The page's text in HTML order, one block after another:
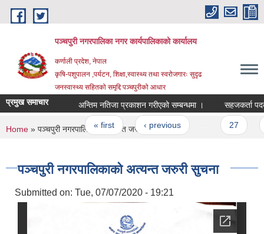
Skip to main content
पञ्चपुरी नगरपालिका नगर कार्यपालिकाको कार्यालय
कर्णाली प्रदेश, नेपाल
कृषि-पशुपालन ,पर्यटन, शिक्षा,स्वास्थ्य तथा स्वरोजगारः सुदृढ
जनस्वास्थ्य सहितको समृद्दि पञ्चपुरीको आधार
प्रमुख समाचार अन्तिम नतिजा प्रकाशन गरीएको सम्बन्धमा । सहजकर्ता पदको
Pages
« first ‹ previous
You are here
Home » पञ्चपुरी नगरपालिकाको अत्यन्त जरुरी सुचना
पञ्चपुरी नगरपालिकाको अत्यन्त जरुरी सुचना
Submitted on: Tue, 07/07/2020 - 19:21